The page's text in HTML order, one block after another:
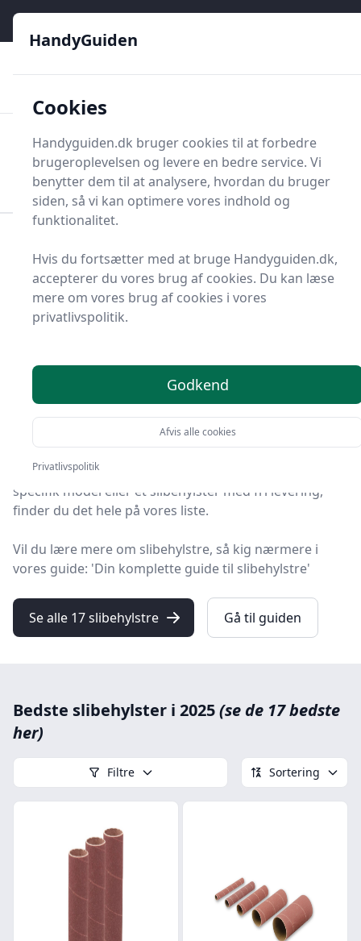
HandyGuiden
Søg nu
Søg nu
Større værktøj
Slibeudstyr Slibehylster
Bedste slibehylster i
2025 - se de 17 bedste
her
Du er landet på HandyGuiden, hvor du finder de
bedste slibehylstre. Vi har udvalgt 17 produkter til dig!
Hvad enten du leder efter kvalitet, gode priser, en
specifik model eller et slibehylster med fri levering,
finder du det hele på vores liste.
Vil du lære mere om slibehylstre, så kig nærmere i
vores guide: 'Din komplette guide til slibehylstre'
Se alle 17 slibehylstre Gå til guiden
Bedste slibehylster i 2025(se de 17 bedste
her)
Filtre Sortering
HandyGuiden
Cookies
Handyguiden.dk bruger cookies til at forbedre
brugeroplevelsen og levere en bedre service. Vi
benytter dem til at analysere, hvordan du bruger
siden, så vi kan optimere vores indhold og
funktionalitet.
Hvis du fortsætter med at bruge Handyguiden.dk,
accepterer du vores brug af cookies. Du kan læse
mere om vores brug af cookies i vores
privatlivspolitik.
Godkend
Afvis alle cookies
Privatlivspolitik